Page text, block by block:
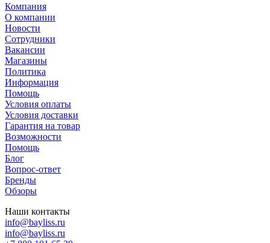
Компания
О компании
Новости
Сотрудники
Вакансии
Магазины
Политика
Информация
Помощь
Условия оплаты
Условия доставки
Гарантия на товар
Возможности
Помощь
Блог
Вопрос-ответ
Бренды
Обзоры
Наши контакты
info@bayliss.ru
info@bayliss.ru